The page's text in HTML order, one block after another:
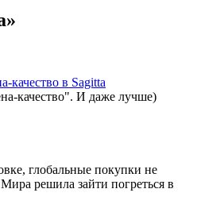
качество в Sagitta
качество". И даже лучше)
глобальные покупки не
решила зайти погреться в